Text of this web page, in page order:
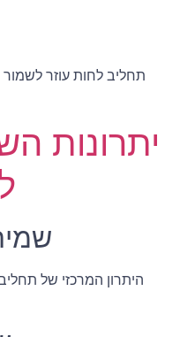
תחליב לחות עוזר
יתרונות
היתרון המרכזי של